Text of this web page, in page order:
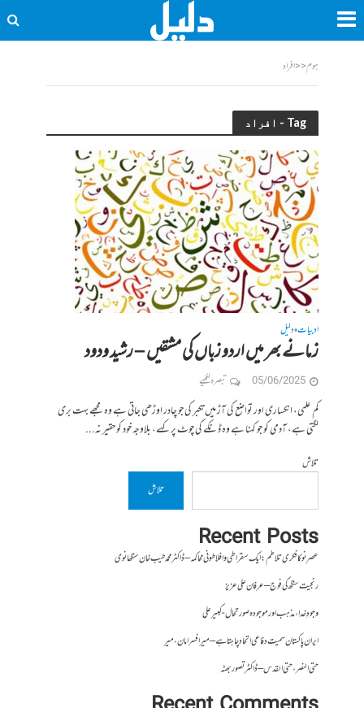
ہوم<<افراد
Tag - افراد
ادبیات•دلیل
زمانے بھر میں اردو زباں کی مشقیں – رشید ودود
05/06/2025 تبصرہ لکھیے
کم علمی، انکساری اور تواضع کی آڑ میں تکبر کی جو چادر اوڑھی جاتی ہے وہ مجھے بہت بری
لگتی ہے، آدمی کو جو کہنا ہے وہ ڈنکے کی چوٹ پر کہے، بلاوجہ خود کو حقیر نہ...
تلاش
تلاش
Recent Posts
عصرِ نو کا فکری تلاطم: ایک سقراطی و افلاطونی محاکمہ – ڈاکٹر محمد طیب خان سنگھانوی
رنجیت سنگھ کی فوج – عرفان علی عزیز
وجودِ خدا، مذہب اور موجودہ صورتحال- کبیر علی
ایران پاکستان سمیت دفاعی اتحاد چاہتا ہے – میر افسر امان،میر
حتی النصر ، حتی القدس – ڈاکٹر تصور بھٹہ